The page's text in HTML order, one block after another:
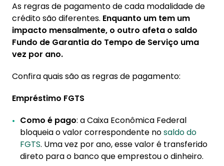
As regras de pagamento de cada modalidade de
crédito são diferentes. Enquanto um tem um
impacto mensalmente, o outro afeta o saldo
Fundo de Garantia do Tempo de Serviço uma
vez por ano.
Confira quais são as regras de pagamento:
Empréstimo FGTS
Como é pago: a Caixa Econômica Federal
bloqueia o valor correspondente nosaldo do
FGTS. Uma vez por ano, esse valor é transferido
direto para o banco que emprestou o dinheiro.